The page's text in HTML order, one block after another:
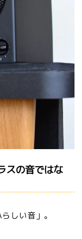
スの音ではな
しい音」。